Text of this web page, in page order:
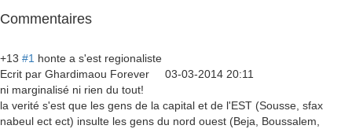
Commentaires
+13 #1 honte a s'est regionaliste
Ecrit par Ghardimaou Forever
03-03-2014 20:11
ni marginalisé ni rien du tout!
la verité s'est que les gens de la capital et de l'EST (Sousse, sfax
nabeul ect ect) insulte les gens du nord ouest (Beja, Boussalem,